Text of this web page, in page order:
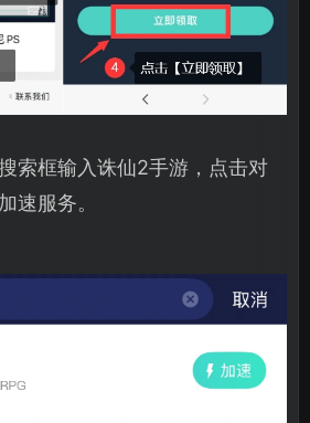
索框输入诛仙2手游，点击对
速服务。